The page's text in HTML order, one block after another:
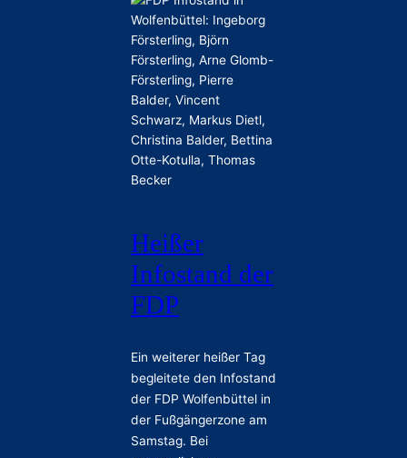
Heißer
Infostand der
FDP
Ein weiterer heißer Tag
begleitete den Infostand
der FDP Wolfenbüttel in
der Fußgängerzone am
Samstag. Bei